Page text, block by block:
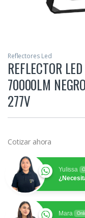
Reflectores Led
REFLECTOR
70000LM
277V
Cotizar ahora
Yulissa
Mara